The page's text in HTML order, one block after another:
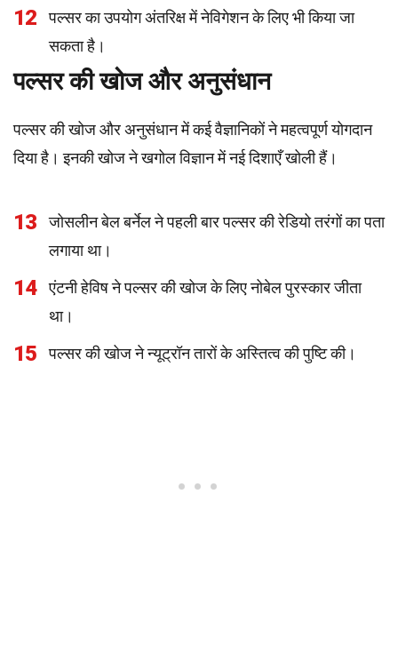
12
पल्सर का उपयोग अंतरिक्ष में नेविगेशन के लिए भी किया जा
सकता है।
पल्सर की खोज और अनुसंधान
पल्सर की खोज और अनुसंधान में कई वैज्ञानिकों ने महत्वपूर्ण योगदान
दिया है। इनकी खोज ने खगोल विज्ञान में नई दिशाएँ खोली हैं।
13
जोसलीन बेल बर्नेल ने पहली बार पल्सर की रेडियो तरंगों का पता
लगाया था।
14
एंटनी हेविष ने पल्सर की खोज के लिए नोबेल पुरस्कार जीता
था।
15 पल्सर की खोज ने न्यूट्रॉन तारों के अस्तित्व की पुष्टि की।